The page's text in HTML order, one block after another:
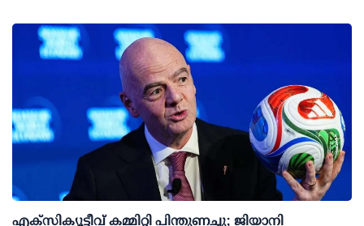
എക്സിക്യൂട്ടീവ് കമ്മിറ്റി പിന്തുണച്ചു; ജിയാനി